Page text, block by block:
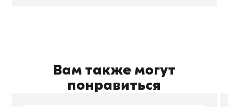
Вам также могут
понравиться